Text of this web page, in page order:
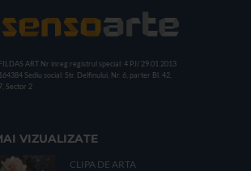
ART Nr inreg registrul special: 4 PJ/ 29.01.2013
Sediu social: Str. Delfinului, Nr. 6, parter Bl. 42,
Sector 2
VIZUALIZATE
CLIPA DE ARTA